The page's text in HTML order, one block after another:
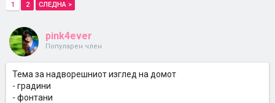
1 2 СЛЕДНА >
pink4ever
Популарен член
Тема за надворешниот изглед на домот
- градини
- фонтани